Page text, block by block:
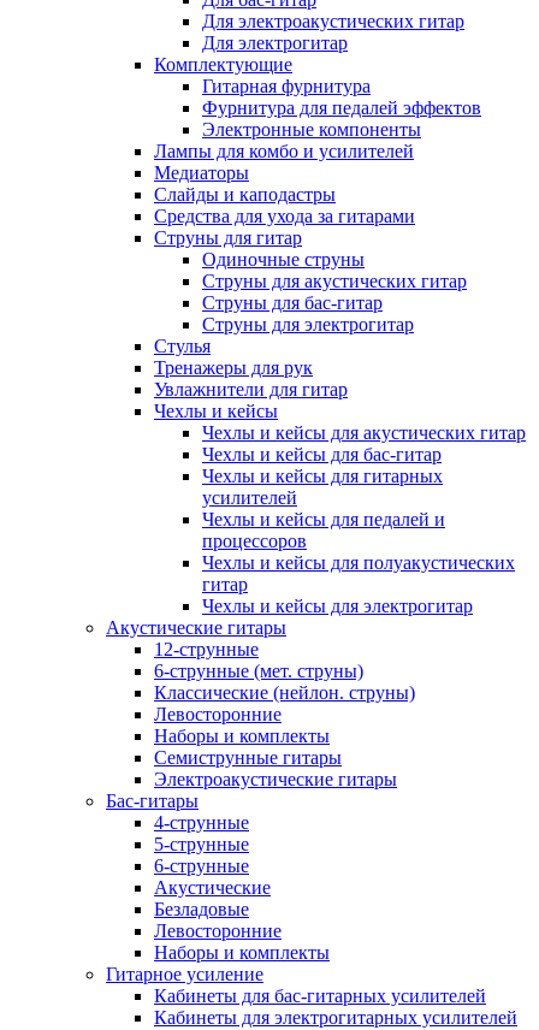
Для электроакустических гитар
Для электрогитар
Комплектующие
Гитарная фурнитура
Фурнитура для педалей эффектов
Электронные компоненты
Лампы для комбо и усилителей
Медиаторы
Слайды и каподастры
Средства для ухода за гитарами
Струны для гитар
Одиночные струны
Струны для акустических гитар
Струны для бас-гитар
Струны для электрогитар
Стулья
Тренажеры для рук
Увлажнители для гитар
Чехлы и кейсы
Чехлы и кейсы для акустических гитар
Чехлы и кейсы для бас-гитар
Чехлы и кейсы для гитарных
усилителей
Чехлы и кейсы для педалей и
процессоров
Чехлы и кейсы для полуакустических
гитар
Чехлы и кейсы для электрогитар
Акустические гитары
12-струнные
6-струнные (мет. струны)
Классические (нейлон. струны)
Левосторонние
Наборы и комплекты
Семиструнные гитары
Электроакустические гитары
Бас-гитары
4-струнные
5-струнные
6-струнные
Акустические
Безладовые
Левосторонние
Наборы и комплекты
Гитарное усиление
Кабинеты для бас-гитарных усилителей
Кабинеты для электрогитарных усилителей